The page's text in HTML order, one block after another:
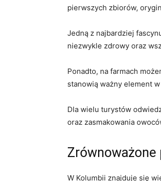
pierwszych​ zbiorów,
Jedną z najbardziej
niezwykle zdrowy oraz
Ponadto, na farmach
stanowią⁢ ważny element
Dla wielu ‌turystów⁤
oraz zasmakowania
W Kolumbii‌ znajduje się